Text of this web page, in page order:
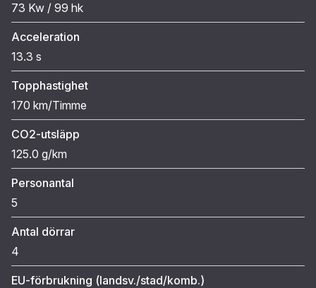
73 Kw / 99 hk
Acceleration
13.3 s
Topphastighet
170 km/Timme
CO2-utsläpp
125.0 g/km
Personantal
5
Antal dörrar
4
EU-förbrukning (landsv./stad/komb.)